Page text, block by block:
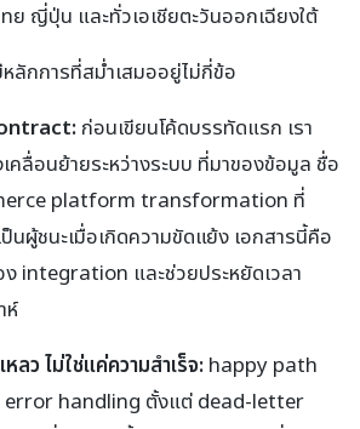
ย ญี่ปุ่น และทั่วเอเชียตะวันออกเฉียงใต้
หลักการที่สม่ำเสมออยู่ไม่กี่ข้อ
ก่อนเขียนโค้ดบรรทัดแรก เรา
ลื่อนย้ายระหว่างระบบ ที่มาของข้อมูล ชื่อ
platform transformation ที่
ป็นผู้ชนะเมื่อเกิดความขัดแย้ง เอกสารนี้คือ
integration และช่วยประหยัดเวลา
ห์
ลว ไม่ใช่แค่ความสำเร็จ: happy path
error handling ตั้งแต่ dead-letter